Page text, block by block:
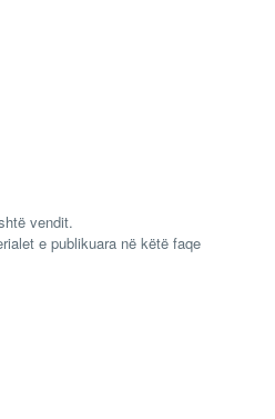
vendit.
e publikuara në këtë faqe